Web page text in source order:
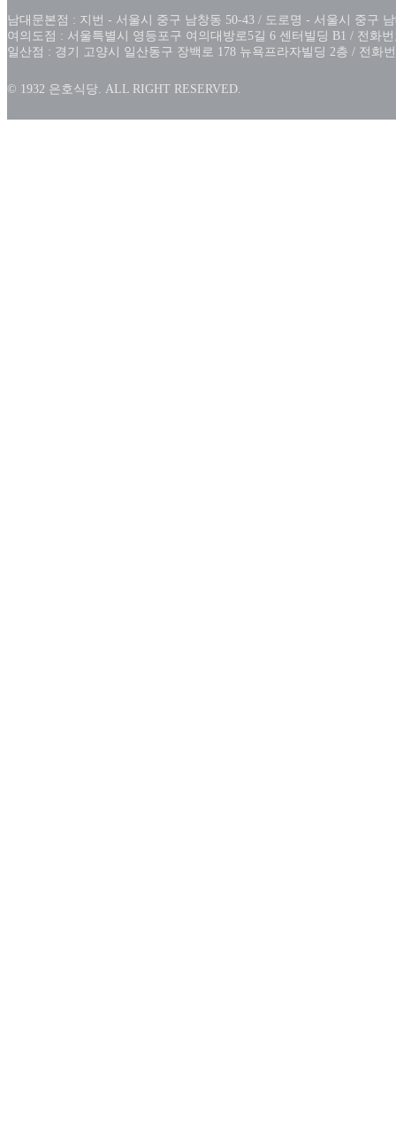
남대문본점 : 지번 - 서울시 중구 남창동 50-43 / 도로명 - 서울시 중구
여의도점 : 서울특별시 영등포구 여의대방로5길 6 센터빌딩 B1 / 전화번
일산점 : 경기 고양시 일산동구 장백로 178 뉴욕프라자빌딩 2층 / 전화번
© 1932 은호식당. ALL RIGHT RESERVED.